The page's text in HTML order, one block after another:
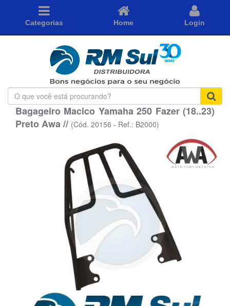
Categorias Home Login
O
que
você
está
Bagageiro Macico Yamaha 250 Fazer (18..23)
Preto Awa // (Cód. 20156 - Ref.: B2000)